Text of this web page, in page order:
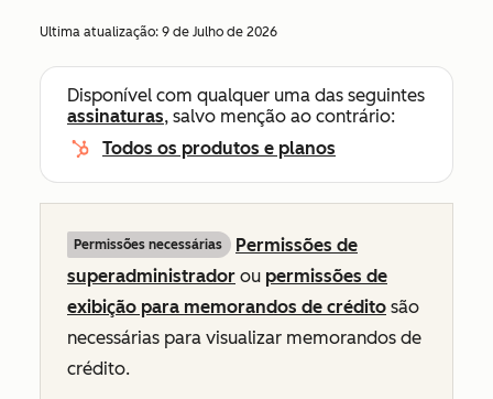
Ultima atualização: 9 de Julho de 2026
Disponível com qualquer uma das seguintes
assinaturas, salvo menção ao contrário:
Todos os produtos e planos
Permissões necessárias
Permissões de
superadministrador ou permissões de
exibição para memorandos de crédito são
necessárias para visualizar memorandos de
crédito.